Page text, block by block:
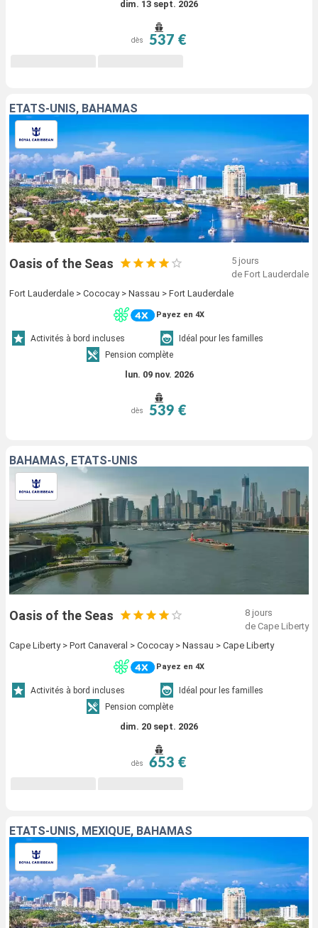
dim. 13 sept. 2026
dès 537 €
ÉTATS-UNIS, BAHAMAS
Oasis of the Seas
5 jours
de Fort Lauderdale
Fort Lauderdale > Cococay > Nassau > Fort Lauderdale
Payez en 4X
Activités à bord incluses
Idéal pour les familles
Pension complète
lun. 09 nov. 2026
dès 539 €
BAHAMAS, ÉTATS-UNIS
Oasis of the Seas
8 jours
de Cape Liberty
Cape Liberty > Port Canaveral > Cococay > Nassau > Cape Liberty
Payez en 4X
Activités à bord incluses
Idéal pour les familles
Pension complète
dim. 20 sept. 2026
dès 653 €
ÉTATS-UNIS, MEXIQUE, BAHAMAS